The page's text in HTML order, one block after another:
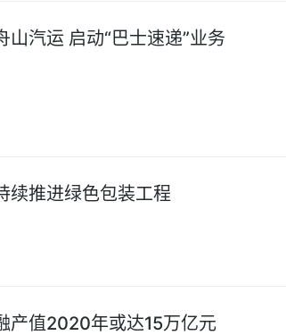
山汽运 启动“巴士速递”业务
续推进绿色包装工程
产值2020年或达15万亿元